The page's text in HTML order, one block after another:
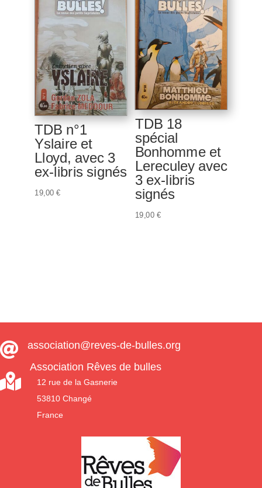
TDB n°1
Yslaire et
Lloyd, avec 3
ex-libris signés
19,00 €
TDB 18
spécial
Bonhomme et
Lereculey avec
3 ex-libris
signés
19,00 €
 association@reves-de-bulles.org

Association Rêves de bulles
12 rue de la Gasnerie
53810 Changé
France